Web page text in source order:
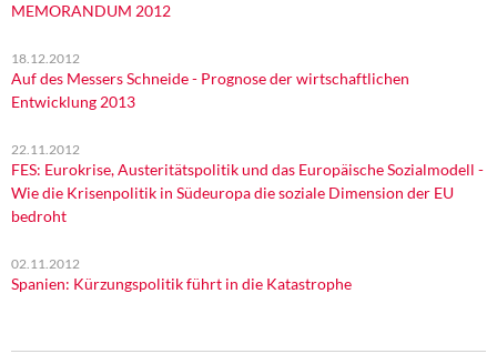
MEMORANDUM 2012
18.12.2012
Auf des Messers Schneide - Prognose der wirtschaftlichen
Entwicklung 2013
22.11.2012
FES: Eurokrise, Austeritätspolitik und das Europäische Sozialmodell -
Wie die Krisenpolitik in Südeuropa die soziale Dimension der EU
bedroht
02.11.2012
Spanien: Kürzungspolitik führt in die Katastrophe